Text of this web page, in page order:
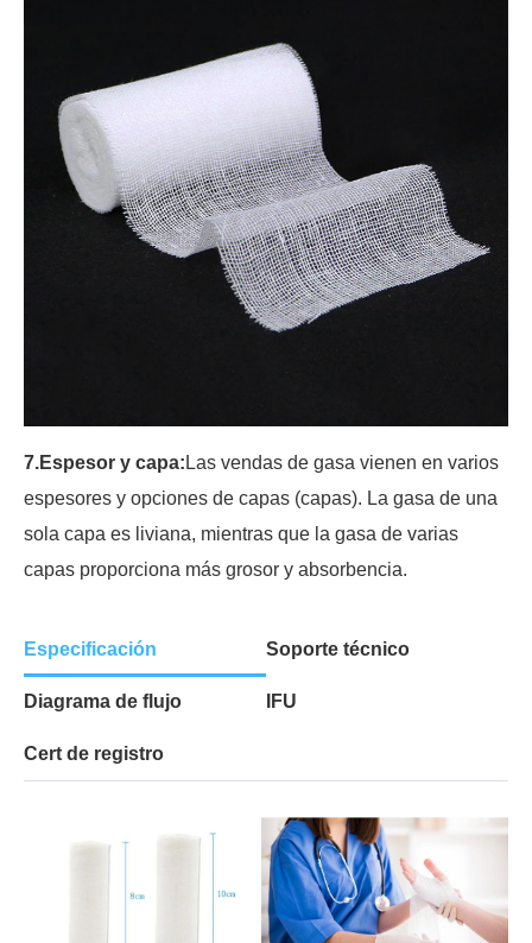
7.Espesor y capa: Las vendas de gasa vienen en varios
espesores y opciones de capas (capas). La gasa de una
sola capa es liviana, mientras que la gasa de varias
capas proporciona más grosor y absorbencia.
Especificación Soporte técnico
Diagrama de flujo IFU
Cert de registro